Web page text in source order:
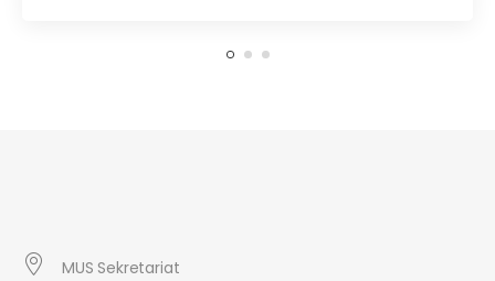
MUS Sekretariat